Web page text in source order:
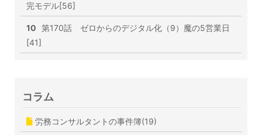
完モデル[56]
10 第170話 ゼロからのデジタル化（9）魔の5営業日
[41]
コラム
労務コンサルタントの事件簿(19)